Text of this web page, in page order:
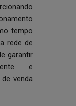
tempo
rede de
garantir
e
venda